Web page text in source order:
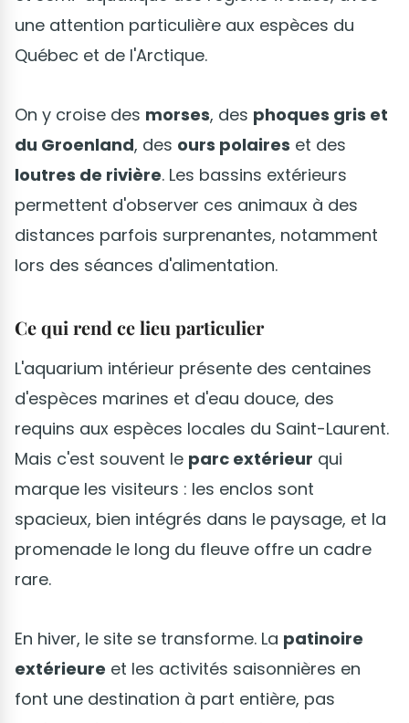
une attention particulière aux espèces du
Québec et de l'Arctique.
On y croise des morses, des phoques gris et
du Groenland, des ours polaires et des
loutres de rivière. Les bassins extérieurs
permettent d'observer ces animaux à des
distances parfois surprenantes, notamment
lors des séances d'alimentation.
Ce qui rend ce lieu particulier
L'aquarium intérieur présente des centaines
d'espèces marines et d'eau douce, des
requins aux espèces locales du Saint-Laurent.
Mais c'est souvent le parc extérieur qui
marque les visiteurs : les enclos sont
spacieux, bien intégrés dans le paysage, et la
promenade le long du fleuve offre un cadre
rare.
En hiver, le site se transforme. La patinoire
extérieure et les activités saisonnières en
font une destination à part entière, pas